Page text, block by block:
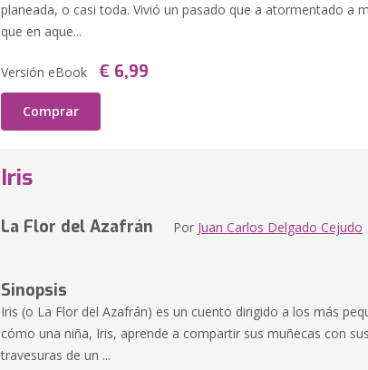
planeada, o casi toda. Vivió un pasado que a atormentado a
que en aque...
Versión eBook € 6,99
Comprar
Iris
La Flor del Azafrán Por Juan Carlos Delgado Cejudo
Sinopsis
Iris (o La Flor del Azafrán) es un cuento dirigido a los más
cómo una niña, Iris, aprende a compartir sus muñecas con
travesuras de un ...